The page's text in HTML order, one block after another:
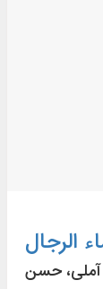
الرجال
حسن